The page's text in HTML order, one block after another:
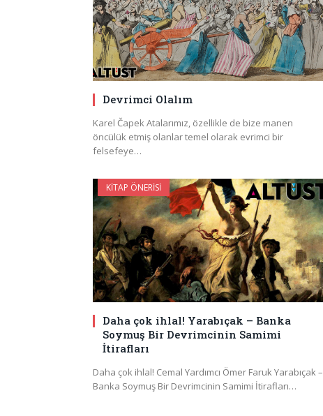
Devrimci Olalım
Karel Čapek Atalarımız, özellikle de bize manen
öncülük etmiş olanlar temel olarak evrimci bir
felsefeye…
KITAP ÖNERISI
Daha çok ihlal! Yarabıçak – Banka
Soymuş Bir Devrimcinin Samimi
İtirafları
Daha çok ihlal! Cemal Yardımcı Ömer Faruk Yarabıçak –
Banka Soymuş Bir Devrimcinin Samimi İtirafları…